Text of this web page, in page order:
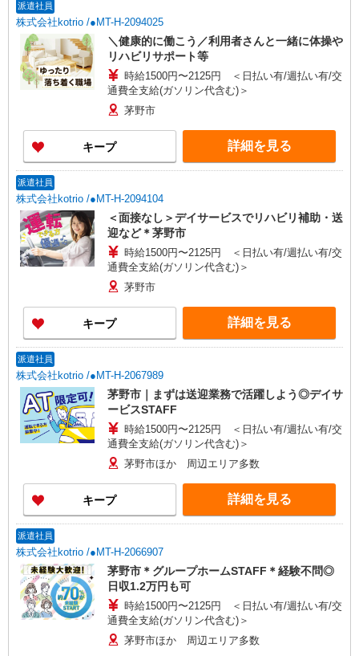
派遣社員
株式会社kotrio /●MT-H-2094025
＼健康的に働こう／利用者さんと一緒に体操や
リハビリサポート等
時給1500円〜2125円 ＜日払い有/週払い有/交
通費全支給(ガソリン代含む)＞
茅野市
キープ 詳細を見る
派遣社員
株式会社kotrio /●MT-H-2094104
＜面接なし＞デイサービスでリハビリ補助・送
迎など＊茅野市
時給1500円〜2125円 ＜日払い有/週払い有/交
通費全支給(ガソリン代含む)＞
茅野市
キープ 詳細を見る
派遣社員
株式会社kotrio /●MT-H-2067989
茅野市｜まずは送迎業務で活躍しよう◎デイサ
ービスSTAFF
時給1500円〜2125円 ＜日払い有/週払い有/交
通費全支給(ガソリン代含む)＞
茅野市ほか 周辺エリア多数
キープ 詳細を見る
派遣社員
株式会社kotrio /●MT-H-2066907
茅野市＊グループホームSTAFF＊経験不問◎
日収1.2万円も可
時給1500円〜2125円 ＜日払い有/週払い有/交
通費全支給(ガソリン代含む)＞
茅野市ほか 周辺エリア多数